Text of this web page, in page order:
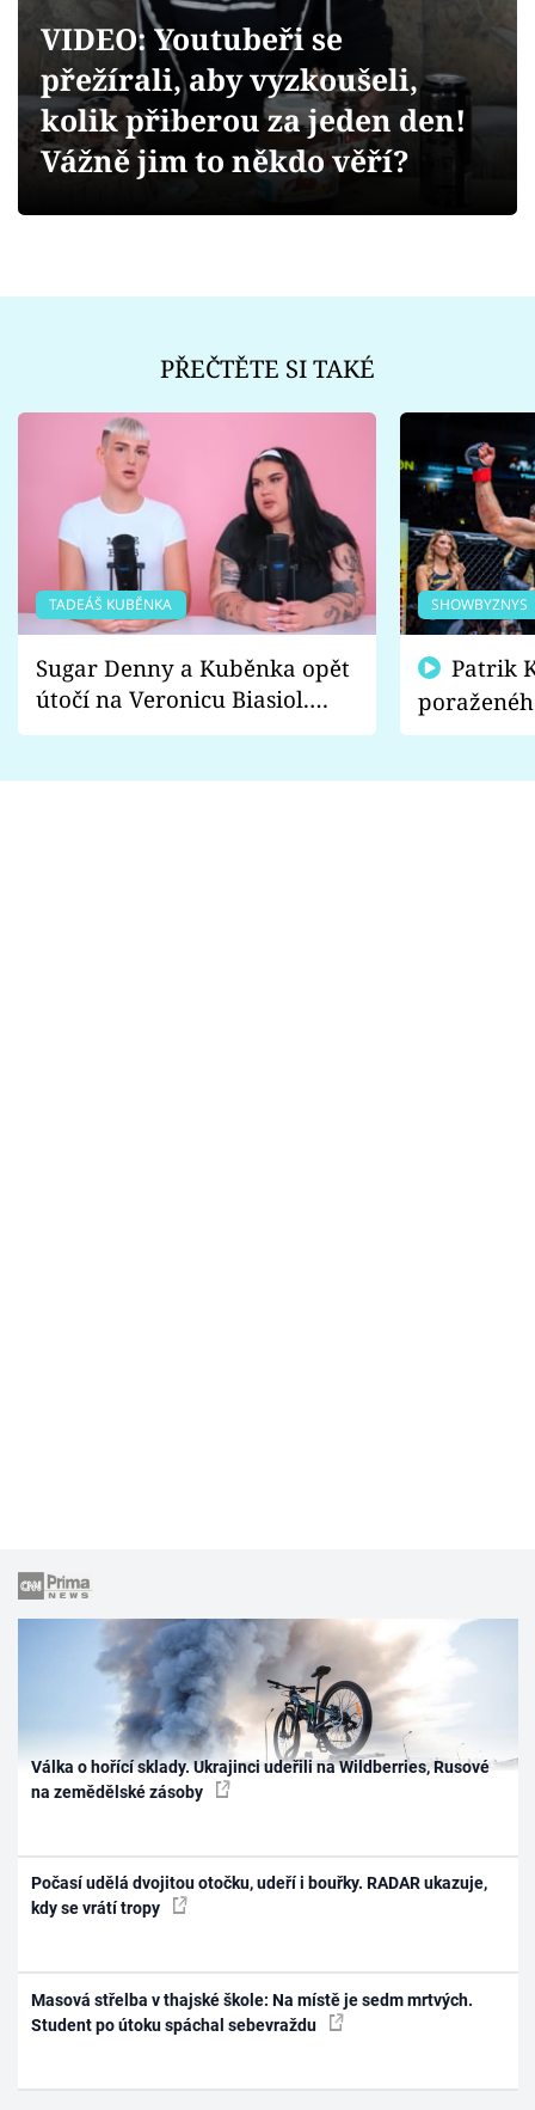
Videa
Sledujte prima+
VIDEO: Youtubeři se
přežírali, aby vyzkoušeli,
kolik přiberou za jeden den!
Vážně jim to někdo věří?
PŘEČTĚTE SI TAKÉ
TADEÁŠ KUBĚNKA
Sugar Denny a Kuběnka opět
útočí na Veronicu Biasiol.
Proč je podle nich falešná a
SHOWBYZNYS
fanoušci
Válka o hořící sklady. Ukrajinci udeřili na Wildberries, Rusové
na zemědělské zásoby
Počasí udělá dvojitou otočku, udeří i bouřky. RADAR ukazuje,
kdy se vrátí tropy
Masová střelba v thajské škole: Na místě je sedm mrtvých.
Student po útoku spáchal sebevraždu